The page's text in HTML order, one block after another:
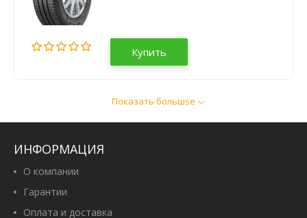
Купить
Артикул:00056291
Показать большsе
ИНФОРМАЦИЯ
О компании
Гарантии
Оплата и доставка